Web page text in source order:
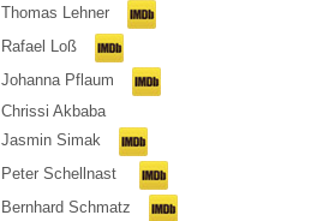
Thomas Lehner
Rafael Loß
Johanna Pflaum
Chrissi Akbaba
Jasmin Simak
Peter Schellnast
Bernhard Schmatz